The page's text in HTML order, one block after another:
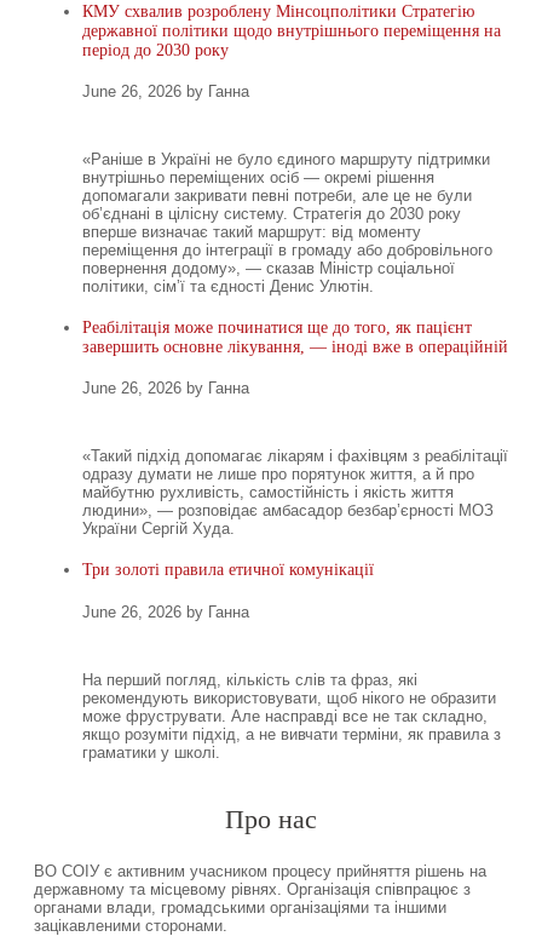
КМУ схвалив розроблену Мінсоцполітики Стратегію
державної політики щодо внутрішнього переміщення на
період до 2030 року
June 26, 2026 by Ганна
«Раніше в Україні не було єдиного маршруту підтримки
внутрішньо переміщених осіб — окремі рішення
допомагали закривати певні потреби, але це не були
об’єднані в цілісну систему. Стратегія до 2030 року
вперше визначає такий маршрут: від моменту
переміщення до інтеграції в громаду або добровільного
повернення додому», — сказав Міністр соціальної
політики, сімʼї та єдності Денис Улютін.
Реабілітація може починатися ще до того, як пацієнт
завершить основне лікування, — іноді вже в операційній
June 26, 2026 by Ганна
«Такий підхід допомагає лікарям і фахівцям з реабілітації
одразу думати не лише про порятунок життя, а й про
майбутню рухливість, самостійність і якість життя
людини», — розповідає амбасадор безбар’єрності МОЗ
України Сергій Худа.
Три золоті правила етичної комунікації
June 26, 2026 by Ганна
На перший погляд, кількість слів та фраз, які
рекомендують використовувати, щоб нікого не образити
може фруструвати. Але насправді все не так складно,
якщо розуміти підхід, а не вивчати терміни, як правила з
граматики у школі.
Про нас
ВО СОІУ є активним учасником процесу прийняття рішень на
державному та місцевому рівнях. Організація співпрацює з
органами влади, громадськими організаціями та іншими
зацікавленими сторонами.